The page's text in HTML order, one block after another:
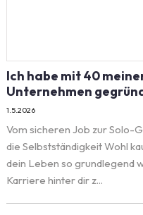
Ich habe mit 40
Unternehmen
Mut, Alltag,
Geschichte von Jana
1.5.2026
Vom sicheren Job zur Solo-
die Selbstständigkeit Wohl
dein Leben so grundlegend
Karriere hinter dir z...